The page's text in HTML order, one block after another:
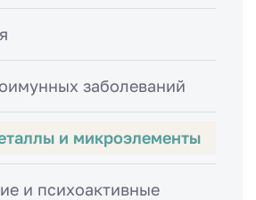
заболеваний
и микроэлементы
и психоактивные